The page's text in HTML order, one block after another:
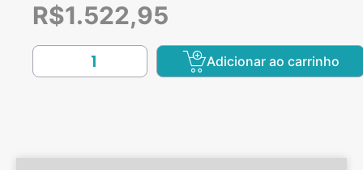
R$1.522,95
Adicionar ao carrinho